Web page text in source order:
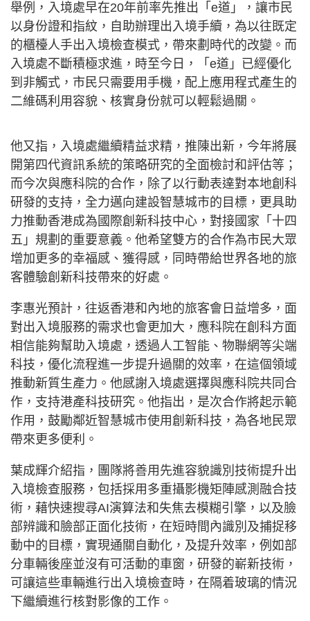
舉例，入境處早在20年前率先推出「e道」，讓市民
以身份證和指紋，自助辦理出入境手續，為以往既定
的櫃檯人手出入境檢查模式，帶來劃時代的改變。而
入境處不斷積極求進，時至今日，「e道」已經優化
到非觸式，市民只需要用手機，配上應用程式產生的
二維碼利用容貌、核實身份就可以輕鬆過關。
他又指，入境處繼續精益求精，推陳出新，今年將展
開第四代資訊系統的策略研究的全面檢討和評估等；
而今次與應科院的合作，除了以行動表達對本地創科
研發的支持，全力邁向建設智慧城市的目標，更具助
力推動香港成為國際創新科技中心，對接國家「十四
五」規劃的重要意義。他希望雙方的合作為市民大眾
增加更多的幸福感、獲得感，同時帶給世界各地的旅
客體驗創新科技帶來的好處。
李惠光預計，往返香港和內地的旅客會日益增多，面
對出入境服務的需求也會更加大，應科院在創科方面
相信能夠幫助入境處，透過人工智能、物聯網等尖端
科技，優化流程進一步提升過關的效率，在這個領域
推動新質生產力。他感謝入境處選擇與應科院共同合
作，支持港產科技研究。他指出，是次合作將起示範
作用，鼓勵鄰近智慧城市使用創新科技，為各地民眾
帶來更多便利。
葉成輝介紹指，團隊將善用先進容貌識別技術提升出
入境檢查服務，包括採用多重攝影機矩陣感測融合技
術，藉快速搜尋AI演算法和失焦去模糊引擎，以及臉
部辨識和臉部正面化技術，在短時間內識別及捕捉移
動中的目標，實現通關自動化，及提升效率，例如部
分車輛後座並沒有可活動的車窗，研發的嶄新技術，
可讓這些車輛進行出入境檢查時，在隔着玻璃的情況
下繼續進行核對影像的工作。